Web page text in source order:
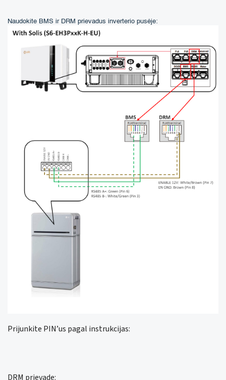
Naudokite BMS ir DRM prievadus inverterio pusėje:
Prijunkite PIN’us pagal instrukcijas:
DRM prievade: